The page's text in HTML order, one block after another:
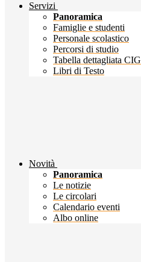
Servizi
Panoramica
Famiglie e studenti
Personale scolastico
Percorsi di studio
Tabella dettagliata CIG
Libri di Testo
Novità
Panoramica
Le notizie
Le circolari
Calendario eventi
Albo online